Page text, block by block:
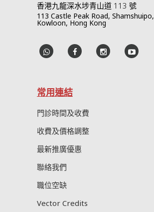
香港九龍深水埗青山道 113 號
113 Castle Peak Road, Shamshuipo,
Kowloon, Hong Kong
常用連結
門診時間及收費
收費及價格調整
最新推廣優惠
聯絡我們
職位空缺
Vector Credits